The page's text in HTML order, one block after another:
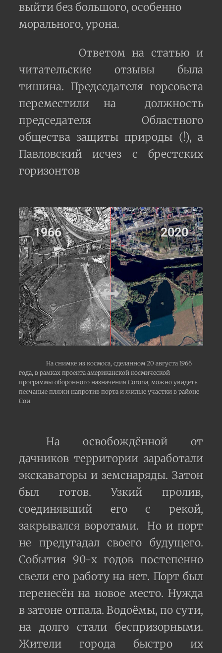
выйти без большого, особенно
морального, урона.
Ответом на статью и
читательские отзывы была
тишина. Председателя горсовета
переместили на должность
председателя Областного
общества защиты природы (!), а
Павловский исчез с брестских
горизонтов
2020
1966
На снимке из космоса, сделанном 20 августа 1966
года, в рамках проекта американской космической
программы оборонного назначения Corona, можно увидеть
песчаные пляжи напротив порта и жилые участки в районе
Сои.
На освобождённой от
дачников территории заработали
экскаваторы и земснаряды. Затон
был готов. Узкий пролив,
соединявший его с рекой,
закрывался воротами. Но и порт
не предугадал своего будущего.
События 90-х годов постепенно
свели его работу на нет. Порт был
перенесён на новое место. Нужда
в затоне отпала. Водоёмы, по сути,
на долго стали беспризорными.
Жители города быстро их